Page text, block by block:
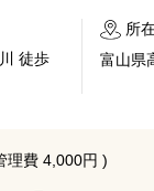
徒歩
所
富山県
理費 4,000円 )